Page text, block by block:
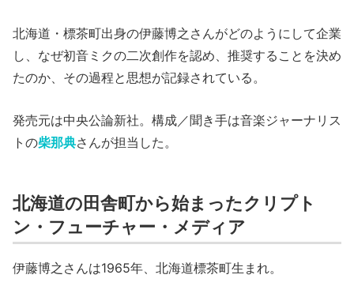
北海道・標茶町出身の伊藤博之さんがどのようにして企業
し、なぜ初音ミクの二次創作を認め、推奨することを決め
たのか、その過程と思想が記録されている。
発売元は中央公論新社。構成／聞き手は音楽ジャーナリス
トの柴那典さんが担当した。
北海道の田舎町から始まったクリプト
ン・フューチャー・メディア
伊藤博之さんは1965年、北海道標茶町生まれ。